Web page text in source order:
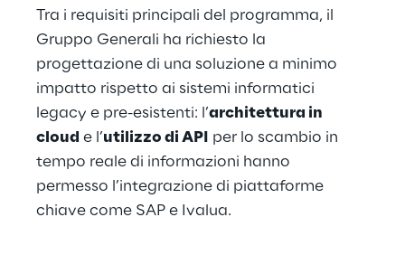
Tra i requisiti principali del programma, il
Gruppo Generali ha richiesto la
progettazione di una soluzione a minimo
impatto rispetto ai sistemi informatici
legacy e pre-esistenti: l’architettura in
cloud e l’utilizzo di API
per lo scambio in
tempo reale di informazioni hanno
permesso l’integrazione di piattaforme
chiave come SAP e Ivalua.